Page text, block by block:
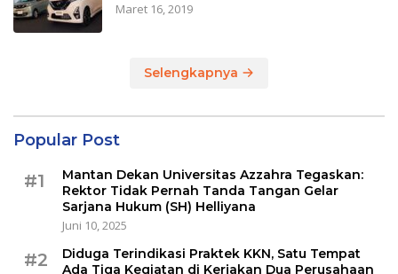
Maret 16, 2019
Selengkapnya
Popular Post
#1
Mantan Dekan Universitas Azzahra Tegaskan:
Rektor Tidak Pernah Tanda Tangan Gelar
Sarjana Hukum (SH) Helliyana
Juni 10, 2025
#2
Diduga Terindikasi Praktek KKN, Satu Tempat
Ada Tiga Kegiatan di Kerjakan Dua Perusahaan